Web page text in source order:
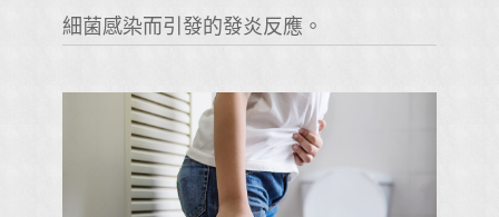
細菌感染而引發的發炎反應。